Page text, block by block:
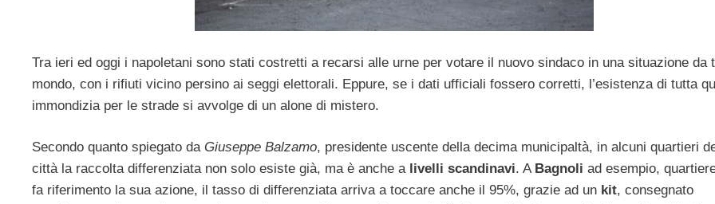
Tra ieri ed oggi i napoletani sono stati costretti a recarsi alle urne per votare il nuovo sindaco in una situazione da
mondo, con i rifiuti vicino persino ai seggi elettorali. Eppure, se i dati ufficiali fossero corretti, l’esistenza di tutta
immondizia per le strade si avvolge di un alone di mistero.
Secondo quanto spiegato da Giuseppe Balzamo, presidente uscente della decima municipaltà, in alcuni quartieri
città la raccolta differenziata non solo esiste già, ma è anche a livelli scandinavi. A Bagnoli ad esempio,
fa riferimento la sua azione, il tasso di differenziata arriva a toccare anche il 95%, grazie ad un kit, consegnato